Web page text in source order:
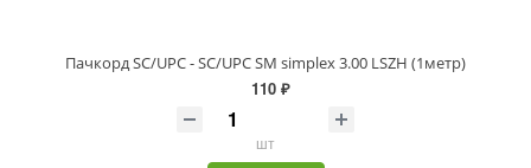
Пачкорд SC/UPC - SC/UPC SM simplex 3.00 LSZH (1метр)
110 ₽
шт